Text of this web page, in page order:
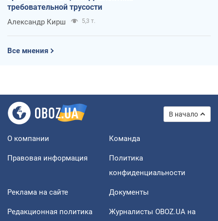
требовательной трусости
Александр Кирш 5,3 т.
Все мнения
В начало
О компании Команда
Правовая информация
Политика
конфиденциальности
Реклама на сайте Документы
Редакционная политика
Журналисты OBOZ.UA на